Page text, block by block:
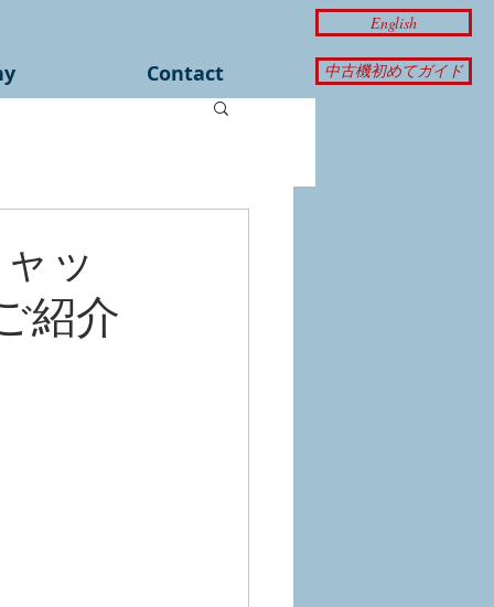
中古機初めてガイド
English
Contact
ッ
紹介